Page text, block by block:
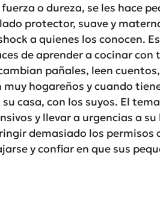
o dureza, se les hace
protector, suave y
a quienes los conocen.
de aprender a cocinar con
pañales, leen
muy hogareños y cuando
casa, con los suyos. El
y llevar a urgencias a su
demasiado los permisos
y confiar en que sus